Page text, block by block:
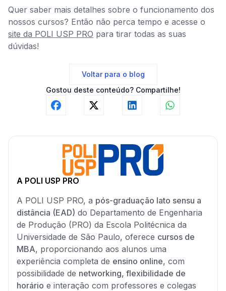
Quer saber mais detalhes sobre o funcionamento dos
nossos cursos? Então não perca tempo e acesse o
site da POLI USP PRO para tirar todas as suas
dúvidas!
Voltar para o blog
Gostou deste conteúdo? Compartilhe!
A POLI USP PRO
A POLI USP PRO, a pós-graduação lato sensu a
distância (EAD) do Departamento de Engenharia
de Produção (PRO) da Escola Politécnica da
Universidade de São Paulo, oferece cursos de
MBA, proporcionando aos alunos uma
experiência completa de ensino online, com
possibilidade de networking, flexibilidade de
horário e interação com professores e colegas